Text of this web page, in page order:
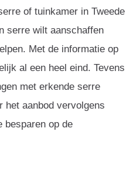
of tuinkamer in Tweede
serre wilt aanschaffen
Met de informatie op
al een heel eind. Tevens
met erkende serre
het aanbod vervolgens
besparen op de